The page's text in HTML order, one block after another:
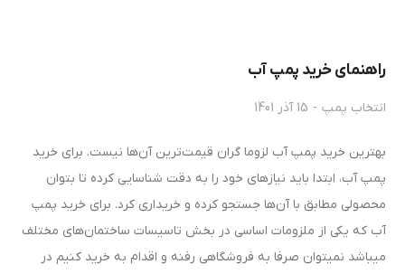
راهنمای خرید پمپ آب
انتخاب پمپ 15 آذر 1401
بهترین خرید پمپ آب لزوما گران قیمت‌ترین آن‌ها نیست. برای خرید
پمپ آب، ابتدا باید نیازهای خود را به دقت شناسایی کرده تا بتوان
محصولی مطابق با آن‌ها جستجو کرده و خریداری کرد. برای خرید پمپ
آب که یکی از ملزومات اساسی در بخش تاسیسات ساختمان‌های مختلف
میباشد نمیتوان صرفا به فروشگاهی رفنه و اقدام به خرید کنیم در